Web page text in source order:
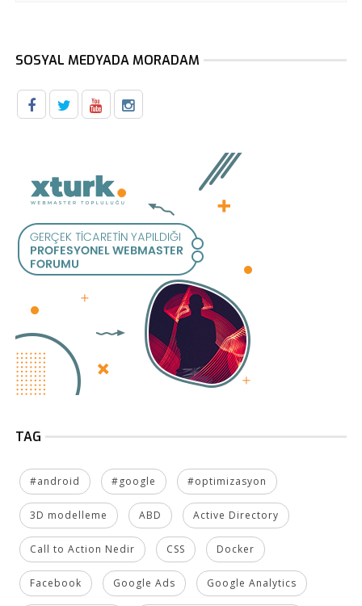
SOSYAL MEDYADA MORADAM
TAG
#android #google #optimizasyon
3D modelleme ABD Active Directory
Call to Action Nedir CSS Docker
Facebook Google Ads Google Analytics